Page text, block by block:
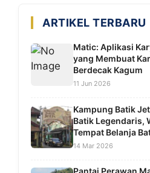
ARTIKEL TERBARU
Matic: Aplikasi
yang Membuat
Berdecak Kagum
11 Jun 2026
Kampung Batik
Batik Legendaris,
Tempat Belanja
14 Mar 2026